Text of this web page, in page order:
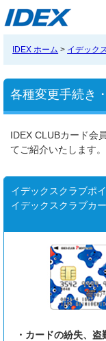
IDEX ホーム > イデック
各種変更手続き
IDEX CLUBカード会
てご紹介いたします。
イデックスクラブポ
イデックスクラブカ
・カードの紛失、盗